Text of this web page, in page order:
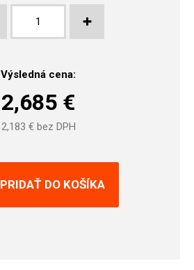
Výsledná cena:
2,685 €
2,183 € bez DPH
PRIDAŤ DO KOŠÍKA